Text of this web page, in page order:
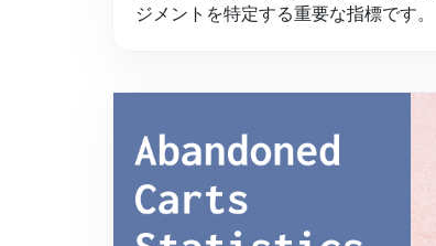
ジメントを特定する重要な指標です。